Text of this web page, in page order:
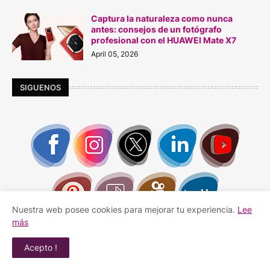
Captura la naturaleza como nunca
antes: consejos de un fotógrafo
profesional con el HUAWEI Mate X7
April 05, 2026
SIGUENOS
Nuestra web posee cookies para mejorar tu experiencia. Lee
más
Acepto !